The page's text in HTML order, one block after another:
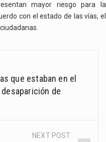
mayor riesgo para la
con el estado de las vías, el
que estaban en el
de
NEXT POST